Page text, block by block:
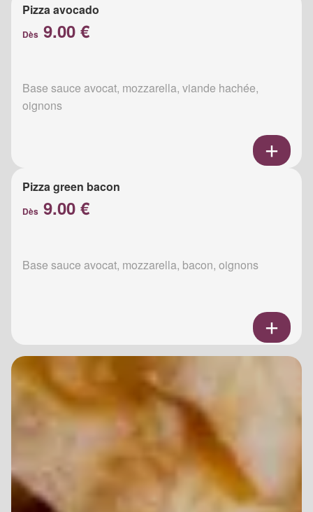
Pizza avocado
Dès 9.00 €
Base sauce avocat, mozzarella, viande hachée,
oignons
Pizza green bacon
Dès 9.00 €
Base sauce avocat, mozzarella, bacon, oignons